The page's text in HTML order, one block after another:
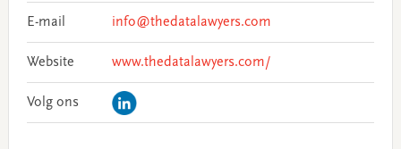
E-mail info@thedatalawyers.com
Website www.thedatalawyers.com/
Volg ons